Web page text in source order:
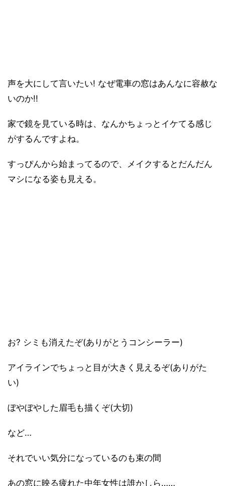
声を大にして言いたい! なぜ電車の窓はあんなに容赦な
いのか!!
家で鏡を見ている時は、なんかちょっとイケてる感じ
がするんですよね。
すっぴんから始まってるので、メイクするとだんだん
マシになる姿も見える。
お? シミも消えたぞ(ありがとうコンシーラー)
アイラインでちょっと目が大きく見えるぞ(ありがた
い)
ぼやぼやした眉毛も描くぞ(大切)
など…
それでいい気分になっているのも束の間
あの窓に映る疲れた中年女性は誰かしら……